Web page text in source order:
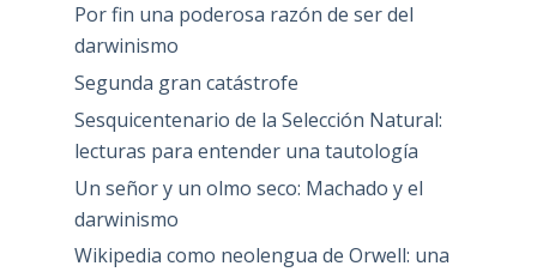
Por fin una poderosa razón de ser del
darwinismo
Segunda gran catástrofe
Sesquicentenario de la Selección Natural:
lecturas para entender una tautología
Un señor y un olmo seco: Machado y el
darwinismo
Wikipedia como neolengua de Orwell: una